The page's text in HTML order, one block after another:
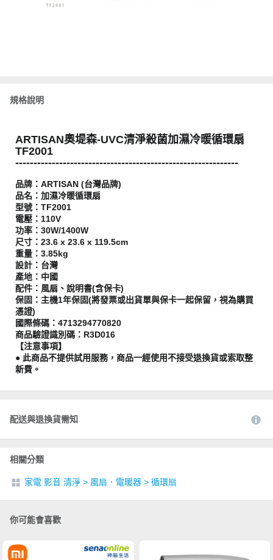
規格說明
ARTISAN奧堤森-UVC清淨殺菌加濕冷暖循環扇
TF2001
-------------------------------------------------------------
品牌：ARTISAN (台灣品牌)
品名：加濕冷暖循環扇
型號：TF2001
電壓：110V
功率：30W/1400W
尺寸：23.6 x 23.6 x 119.5cm
重量：3.85kg
設計：台灣
產地：中國
配件：風扇、說明書(含保卡)
保固：主機1年保固(將發票或出貨單與保卡一起保留，視為購買
憑證)
國際條碼：4713294770820
商品驗證識別碼：R3D016
【注意事項】
● 此商品不提供試用服務，商品一經使用不接受退換貨或索取整
新費。
配送與退換貨需知
相關分類
家電 影音 清淨 > 風扇．電暖器 > 循環扇
你可能會喜歡